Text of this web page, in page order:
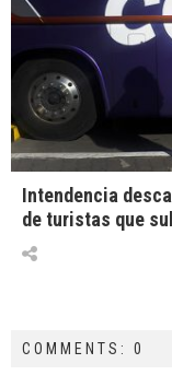
Intendencia
de turistas que
COMMENTS: 0